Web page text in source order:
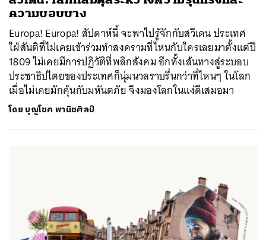
ความบอบบาง
Europa! Europa! สัปดาห์นี้ จะพาไปรู้จักกับสวีเดน ประเทศ
ใฝ่สันติที่ไม่เคยเข้าร่วมทำสงครามที่ไหนกับใครเลยมาตั้งแต่ปี
1809 ไม่เคยมีการปฏิวัติที่พลิกสังคม อีกทั้งเส้นทางสู่ระบอบ
ประชาธิปไตยของประเทศก็นุ่มนวลราบรื่นกว่าที่ไหนๆ ในโลก
เมื่อไม่เคยมักคุ้นกับมหันตภัย จึงมองโลกในแง่ดีเสมอมา
โดย บุญโชค พานิชศิลป์